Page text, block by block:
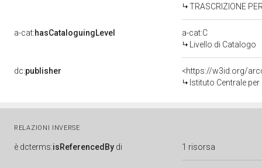
TRASCRIZIONE
a-cat:hasCataloguingLevel
a-cat:C
Livello di Catalogo
dc:publisher
<https://w3id.org/
Istituto Centrale
RELAZIONI INVERSE
è dcterms:isReferencedBy di 1 risorsa